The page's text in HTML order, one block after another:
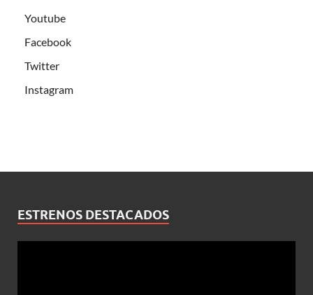
Youtube
Facebook
Twitter
Instagram
ESTRENOS DESTACADOS